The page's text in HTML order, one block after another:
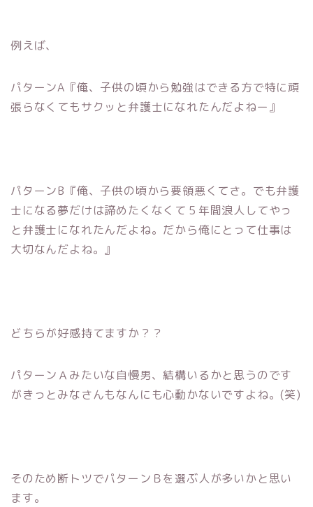
例えば、
パターンA『俺、子供の頃から勉強はできる方で特に頑
張らなくてもサクッと弁護士になれたんだよねー』
パターンB『俺、子供の頃から要領悪くてさ。でも弁護
士になる夢だけは諦めたくなくて５年間浪人してやっ
と弁護士になれたんだよね。だから俺にとって仕事は
大切なんだよね。』
どちらが好感持てますか？？
パターンＡみたいな自慢男、結構いるかと思うのです
がきっとみなさんもなんにも心動かないですよね。(笑)
そのため断トツでパターンＢを選ぶ人が多いかと思い
ます。